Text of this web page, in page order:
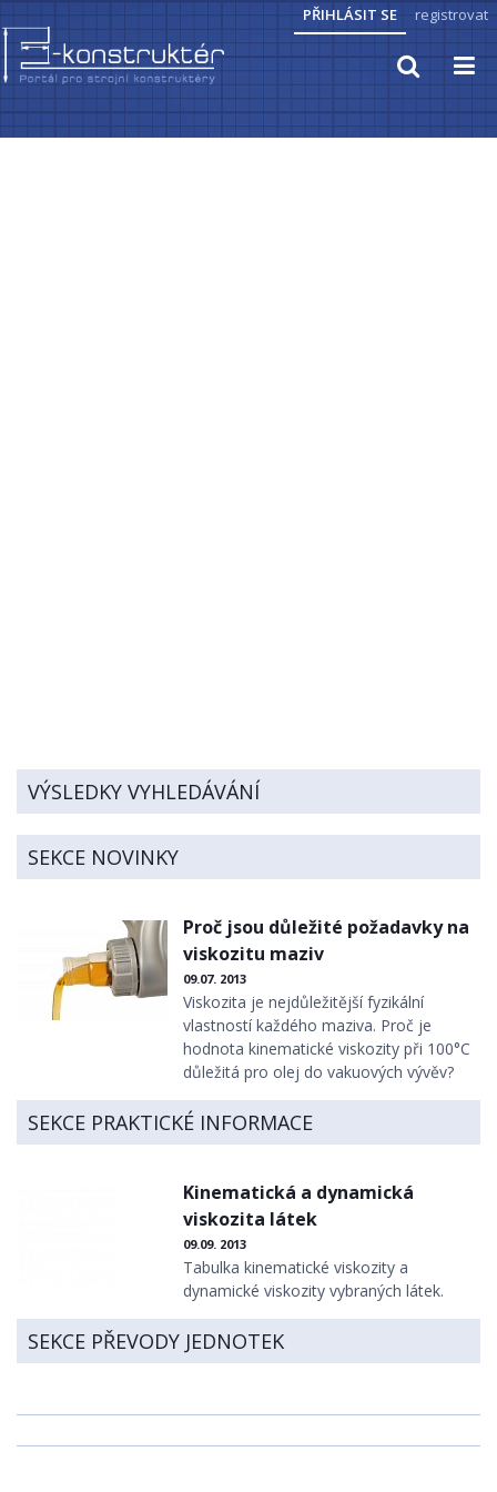
PŘIHLÁSIT SE registrovat
VÝSLEDKY VYHLEDÁVÁNÍ
SEKCE NOVINKY
Proč jsou důležité požadavky na
viskozitu maziv
09.07. 2013
Viskozita je nejdůležitější fyzikální
vlastností každého maziva. Proč je
hodnota kinematické viskozity při 100°C
důležitá pro olej do vakuových vývěv?
SEKCE PRAKTICKÉ INFORMACE
Kinematická a dynamická
viskozita látek
09.09. 2013
Tabulka kinematické viskozity a
dynamické viskozity vybraných látek.
SEKCE PŘEVODY JEDNOTEK